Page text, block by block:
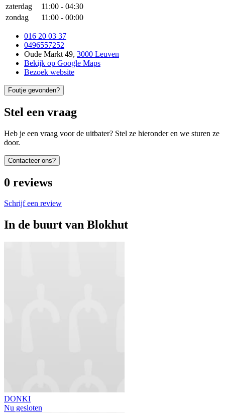
zaterdag
11:00 - 04:30
zondag
11:00 - 00:00
016 20 03 37
0496557252
Oude Markt 49, 3000 Leuven
Bekijk op Google Maps
Bezoek website
Foutje gevonden?
Stel een vraag
Heb je een vraag voor de uitbater? Stel ze hieronder en we sturen ze
door.
Contacteer ons?
0 reviews
Schrijf een review
In de buurt van Blokhut
DONKI
Nu gesloten